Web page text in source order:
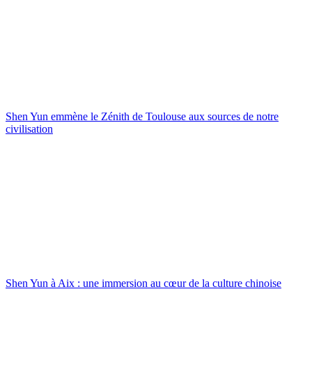
Shen Yun emmène le Zénith de Toulouse aux sources de notre
civilisation
Shen Yun à Aix : une immersion au cœur de la culture chinoise